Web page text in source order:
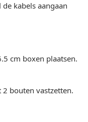
kabels aangaan
cm boxen plaatsen.
bouten vastzetten.